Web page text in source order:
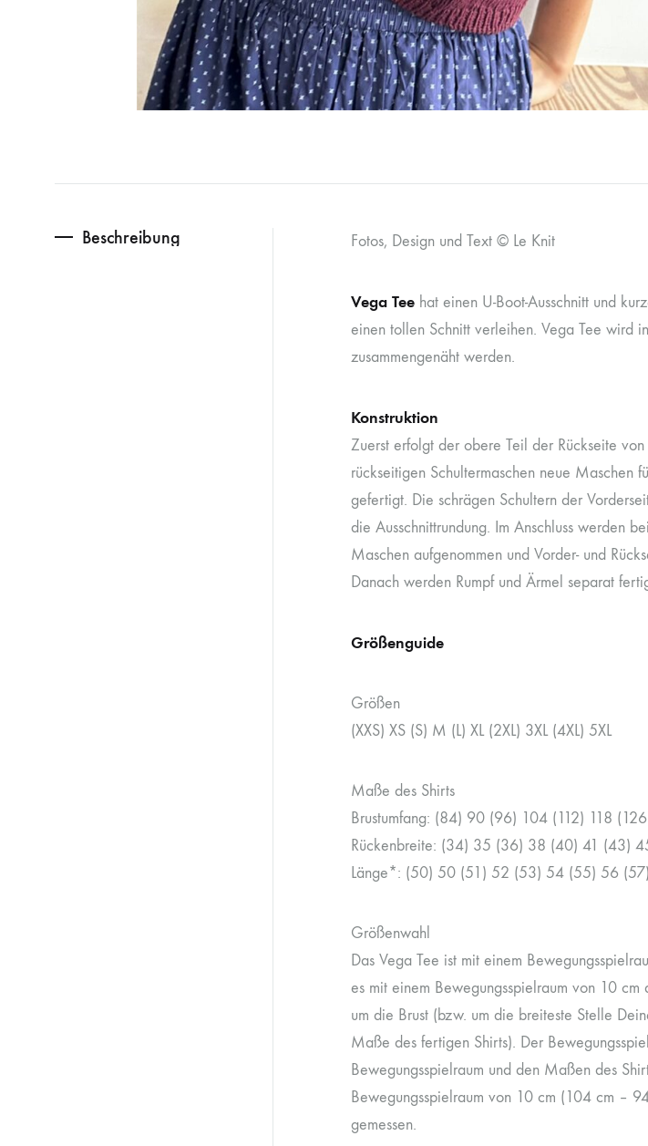
Beschreibung Fotos, Design und Text © Le Knit
Vega Tee hat einen U-Boot-Ausschnitt und
einen tollen Schnitt verleihen. Vega Tee wird
zusammengenäht werden.
Konstruktion
Zuerst erfolgt der obere Teil der Rückseite
rückseitigen Schultermaschen neue Maschen
gefertigt. Die schrägen Schultern der
die Ausschnittrundung. Im Anschluss werden
Maschen aufgenommen und Vorder- und
Danach werden Rumpf und Ärmel separat
Größenguide
Größen
(XXS) XS (S) M (L) XL (2XL) 3XL (4XL) 5XL
Maße des Shirts
Brustumfang: (84) 90 (96) 104 (112) 118
Rückenbreite: (34) 35 (36) 38 (40) 41 (43)
Länge*: (50) 50 (51) 52 (53) 54 (55) 56
Größenwahl
Das Vega Tee ist mit einem
es mit einem Bewegungsspielraum von 10 cm
um die Brust (bzw. um die breiteste Stelle
Maße des fertigen Shirts). Der
Bewegungsspielraum und den Maßen des
Bewegungsspielraum von 10 cm (104 cm –
gemessen.